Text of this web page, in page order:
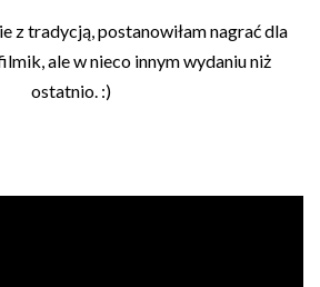
z tradycją, postanowiłam nagrać dla
ale w nieco innym wydaniu niż
ostatnio. :)